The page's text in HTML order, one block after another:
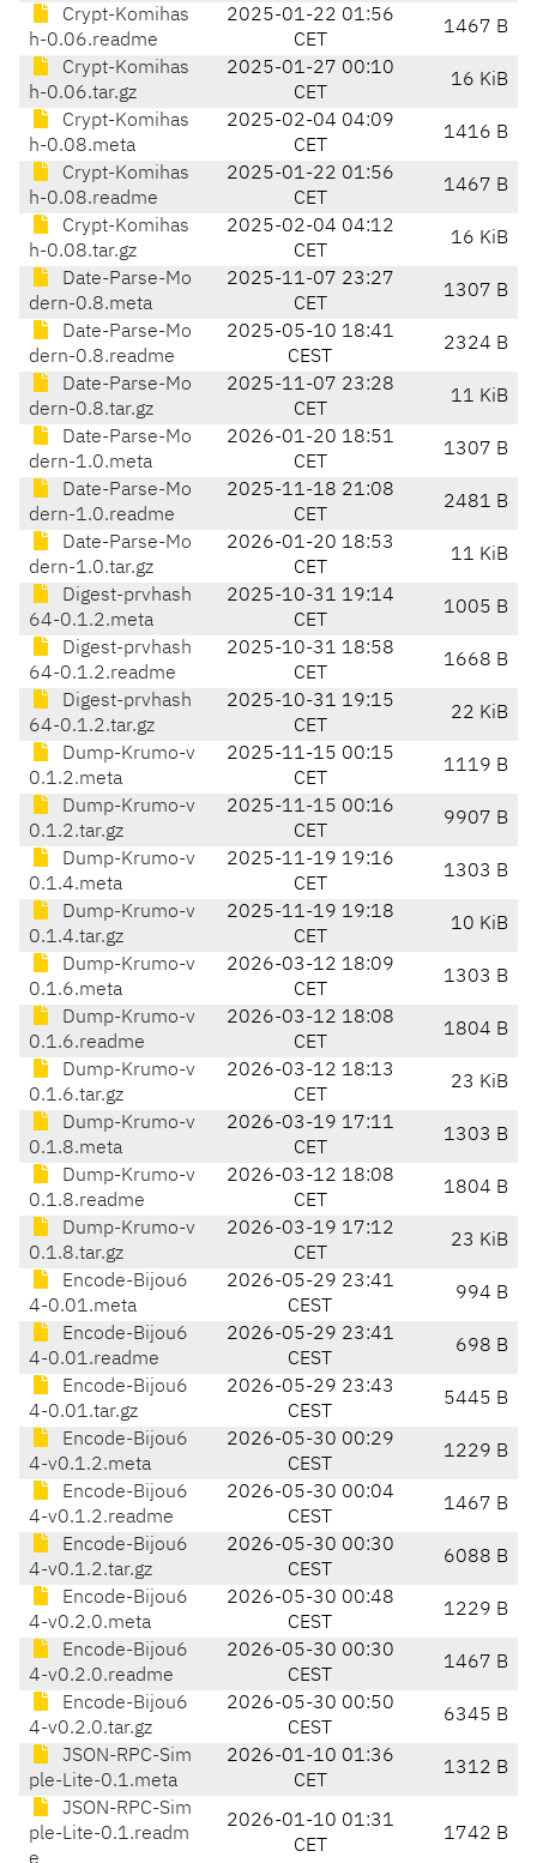
Crypt-Komihas
h-0.06.readme
2025-01-22 01:56
CET
1467 B
Crypt-Komihas
h-0.06.tar.gz
2025-01-27 00:10
CET
16 KiB
Crypt-Komihas
h-0.08.meta
2025-02-04 04:09
CET
1416 B
Crypt-Komihas
h-0.08.readme
2025-01-22 01:56
CET
1467 B
Crypt-Komihas
h-0.08.tar.gz
2025-02-04 04:12
CET
16 KiB
Date-Parse-Mo
dern-0.8.meta
2025-11-07 23:27
CET
1307 B
Date-Parse-Mo
dern-0.8.readme
2025-05-10 18:41
CEST
2324 B
Date-Parse-Mo
dern-0.8.tar.gz
2025-11-07 23:28
CET
11 KiB
Date-Parse-Mo
dern-1.0.meta
2026-01-20 18:51
CET
1307 B
Date-Parse-Mo
dern-1.0.readme
2025-11-18 21:08
CET
2481 B
Date-Parse-Mo
dern-1.0.tar.gz
2026-01-20 18:53
CET
11 KiB
Digest-prvhash
64-0.1.2.meta
2025-10-31 19:14
CET
1005 B
Digest-prvhash
64-0.1.2.readme
2025-10-31 18:58
CET
1668 B
Digest-prvhash
64-0.1.2.tar.gz
2025-10-31 19:15
CET
22 KiB
Dump-Krumo-v
0.1.2.meta
2025-11-15 00:15
CET
1119 B
Dump-Krumo-v
0.1.2.tar.gz
2025-11-15 00:16
CET
9907 B
Dump-Krumo-v
0.1.4.meta
2025-11-19 19:16
CET
1303 B
Dump-Krumo-v
0.1.4.tar.gz
2025-11-19 19:18
CET
10 KiB
Dump-Krumo-v
0.1.6.meta
2026-03-12 18:09
CET
1303 B
Dump-Krumo-v
0.1.6.readme
2026-03-12 18:08
CET
1804 B
Dump-Krumo-v
0.1.6.tar.gz
2026-03-12 18:13
CET
23 KiB
Dump-Krumo-v
0.1.8.meta
2026-03-19 17:11
CET
1303 B
Dump-Krumo-v
0.1.8.readme
2026-03-12 18:08
CET
1804 B
Dump-Krumo-v
0.1.8.tar.gz
2026-03-19 17:12
CET
23 KiB
Encode-Bijou6
4-0.01.meta
2026-05-29 23:41
CEST
994 B
Encode-Bijou6
4-0.01.readme
2026-05-29 23:41
CEST
698 B
Encode-Bijou6
4-0.01.tar.gz
2026-05-29 23:43
CEST
5445 B
Encode-Bijou6
4-v0.1.2.meta
2026-05-30 00:29
CEST
1229 B
Encode-Bijou6
4-v0.1.2.readme
2026-05-30 00:04
CEST
1467 B
Encode-Bijou6
4-v0.1.2.tar.gz
2026-05-30 00:30
CEST
6088 B
Encode-Bijou6
4-v0.2.0.meta
2026-05-30 00:48
CEST
1229 B
Encode-Bijou6
4-v0.2.0.readme
2026-05-30 00:30
CEST
1467 B
Encode-Bijou6
4-v0.2.0.tar.gz
2026-05-30 00:50
CEST
6345 B
JSON-RPC-Sim
ple-Lite-0.1.meta
2026-01-10 01:36
CET
1312 B
JSON-RPC-Sim
ple-Lite-0.1.readm
2026-01-10 01:31
CET
1742 B